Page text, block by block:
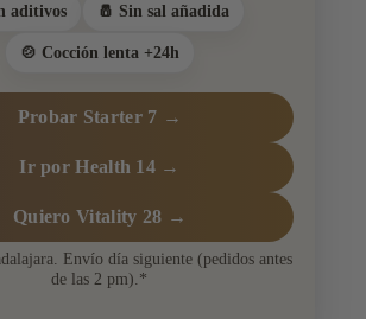
aditivos 🧂 Sin sal añadida
🍲 Cocción lenta +24h
Probar Starter 7 →
Ir por Health 14 →
Quiero Vitality 28 →
Envío día siguiente (pedidos antes
de las 2 pm).*